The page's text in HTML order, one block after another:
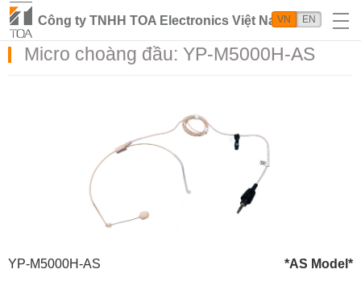
Công ty TNHH TOA Electronics Việt Nam
VN EN
Micro choàng đầu: YP-M5000H-AS
YP-M5000H-AS *AS Model*